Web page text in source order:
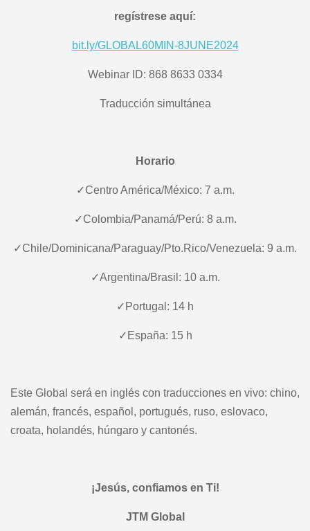
regístrese aquí:
bit.ly/GLOBAL60MIN-8JUNE2024
Webinar ID: 868 8633 0334
Traducción simultánea
Horario
✓Centro América/México: 7 a.m.
✓Colombia/Panamá/Perú: 8 a.m.
✓Chile/Dominicana/Paraguay/Pto.Rico/Venezuela: 9 a.m.
✓Argentina/Brasil: 10 a.m.
✓Portugal: 14 h
✓España: 15 h
Este Global será en inglés con traducciones en vivo: chino,
alemán, francés, español, portugués, ruso, eslovaco,
croata, holandés, húngaro y cantonés.
¡Jesús, confiamos en Ti!
JTM Global